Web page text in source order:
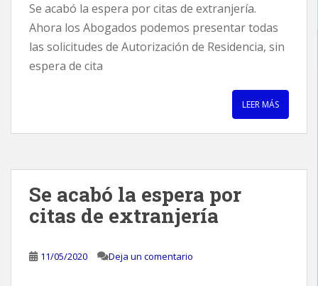
Se acabó la espera por citas de extranjería.
Ahora los Abogados podemos presentar todas
las solicitudes de Autorización de Residencia, sin
espera de cita
LEER MÁS
Se acabó la espera por
citas de extranjería
11/05/2020 Deja un comentario